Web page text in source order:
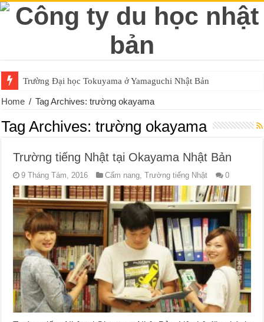
Trường Đại học Tokuyama ở Yamaguchi Nhật Bản
Home / Tag Archives: trường okayama
Tag Archives:trường okayama
Trường tiếng Nhật tại Okayama Nhật Bản
9 Tháng Tám, 2016 Cẩm nang,Trường tiếng Nhật 0